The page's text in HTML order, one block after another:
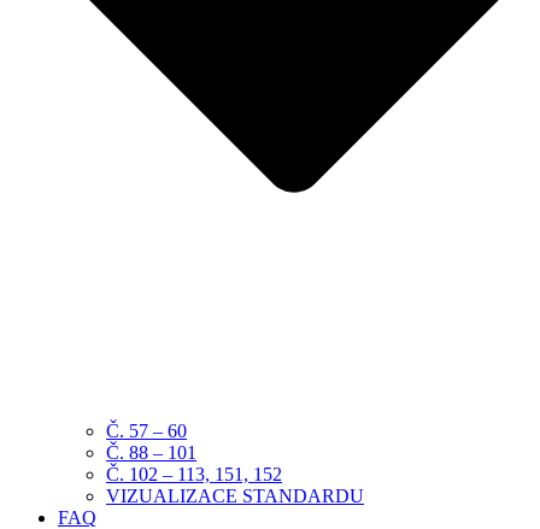
Č. 57 – 60
Č. 88 – 101
Č. 102 – 113, 151, 152
VIZUALIZACE STANDARDU
FAQ